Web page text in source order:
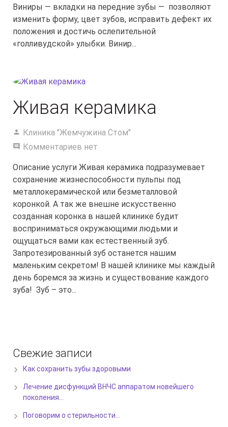
Виниры — вкладки на передние зубы — позволяют
изменить форму, цвет зубов, исправить дефект их
положения и достичь ослепительной
«голливудской» улыбки. Винир...
Живая керамика
Клиника "Жемчужина Стом"
Комментариев нет
Описание услуги Живая керамика подразумевает
сохранение жизнеспособности пульпы под
металлокерамической или безметалловой
коронкой. А так же внешне искусственно
созданная коронка в нашей клинике будит
восприниматься окружающими людьми и
ощущаться вами как естественный зуб.
Запротезированный зуб останется нашим
маленьким секретом! В нашей клинике мы каждый
день боремся за жизнь и существование каждого
зуба! Зуб – это...
Свежие записи
Как сохранить зубы здоровыми
Лечение дисфункций ВНЧС аппаратом новейшего
поколения…
Поговорим о стерильности…